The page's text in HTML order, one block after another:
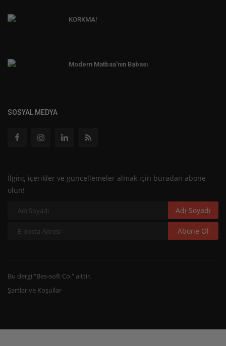
KORKMA!
Modern Matbaa'nın Babası
SOSYAL MEDYA
İlginç içerikler ve güncellemeler almak için buradan abone
olun!
Adı Soyadı
Abone Ol
Bu dergi "Bes-soft Co." aittir.
Şartlar ve Koşullar